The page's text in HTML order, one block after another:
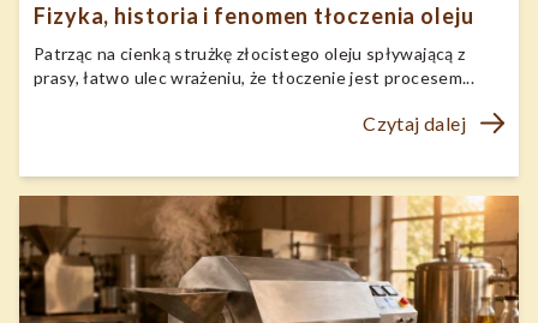
Fizyka, historia i fenomen tłoczenia oleju
Patrząc na cienką strużkę złocistego oleju spływającą z
prasy, łatwo ulec wrażeniu, że tłoczenie jest procesem...
Czytaj dalej